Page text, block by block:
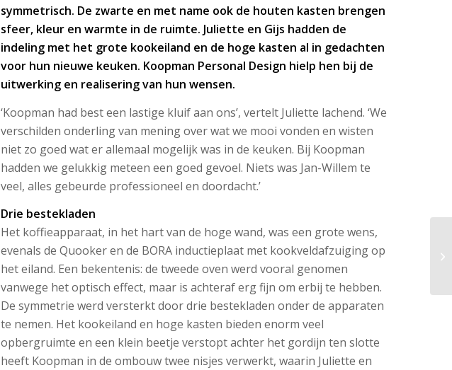
symmetrisch. De zwarte en met name ook de houten kasten brengen
sfeer, kleur en warmte in de ruimte. Juliette en Gijs hadden de
indeling met het grote kookeiland en de hoge kasten al in gedachten
voor hun nieuwe keuken. Koopman Personal Design hielp hen bij de
uitwerking en realisering van hun wensen.
‘Koopman had best een lastige kluif aan ons’, vertelt Juliette lachend. ‘We
verschilden onderling van mening over wat we mooi vonden en wisten
niet zo goed wat er allemaal mogelijk was in de keuken. Bij Koopman
hadden we gelukkig meteen een goed gevoel. Niets was Jan-Willem te
veel, alles gebeurde professioneel en doordacht.’
Drie bestekladen
Het koffieapparaat, in het hart van de hoge wand, was een grote wens,
evenals de Quooker en de BORA inductieplaat met kookveldafzuiging op
het eiland. Een bekentenis: de tweede oven werd vooral genomen
vanwege het optisch effect, maar is achteraf erg fijn om erbij te hebben.
De symmetrie werd versterkt door drie bestekladen onder de apparaten
te nemen. Het kookeiland en hoge kasten bieden enorm veel
opbergruimte en een klein beetje verstopt achter het gordijn ten slotte
heeft Koopman in de ombouw twee nisjes verwerkt, waarin Juliette en